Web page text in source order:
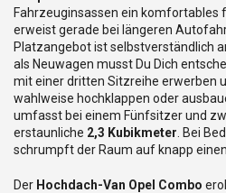
Fahrzeuginsassen ein komfortables
erweist gerade bei längeren
Platzangebot ist selbstverständlich
als Neuwagen musst Du Dich
mit einer dritten Sitzreihe erwerben
wahlweise hochklappen oder
umfasst bei einem Fünfsitzer und
erstaunliche 2,3 Kubikmeter . Bei
schrumpft der Raum auf knapp
Der Hochdach-Van Opel Combo